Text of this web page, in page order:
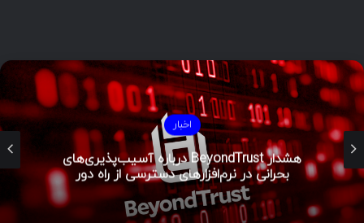
اخبار
هشدار BeyondTrust درباره آسیب‌پذیری‌های
بحرانی در نرم‌افزارهای دسترسی از راه دور